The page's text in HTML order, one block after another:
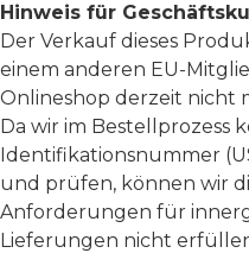
Hinweis für
Der Verkauf dieses
einem anderen EU-
Onlineshop derzeit nicht
Da wir im Bestellprozess
Identifikationsnummer
und prüfen, können wir
Anforderungen für
Lieferungen nicht